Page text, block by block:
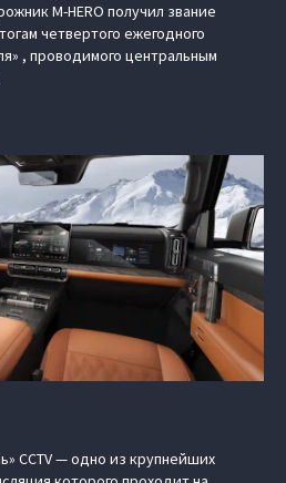
M‑HERO получил звание
четвертого ежегодного
, проводимого центральным
CCTV — одно из крупнейших